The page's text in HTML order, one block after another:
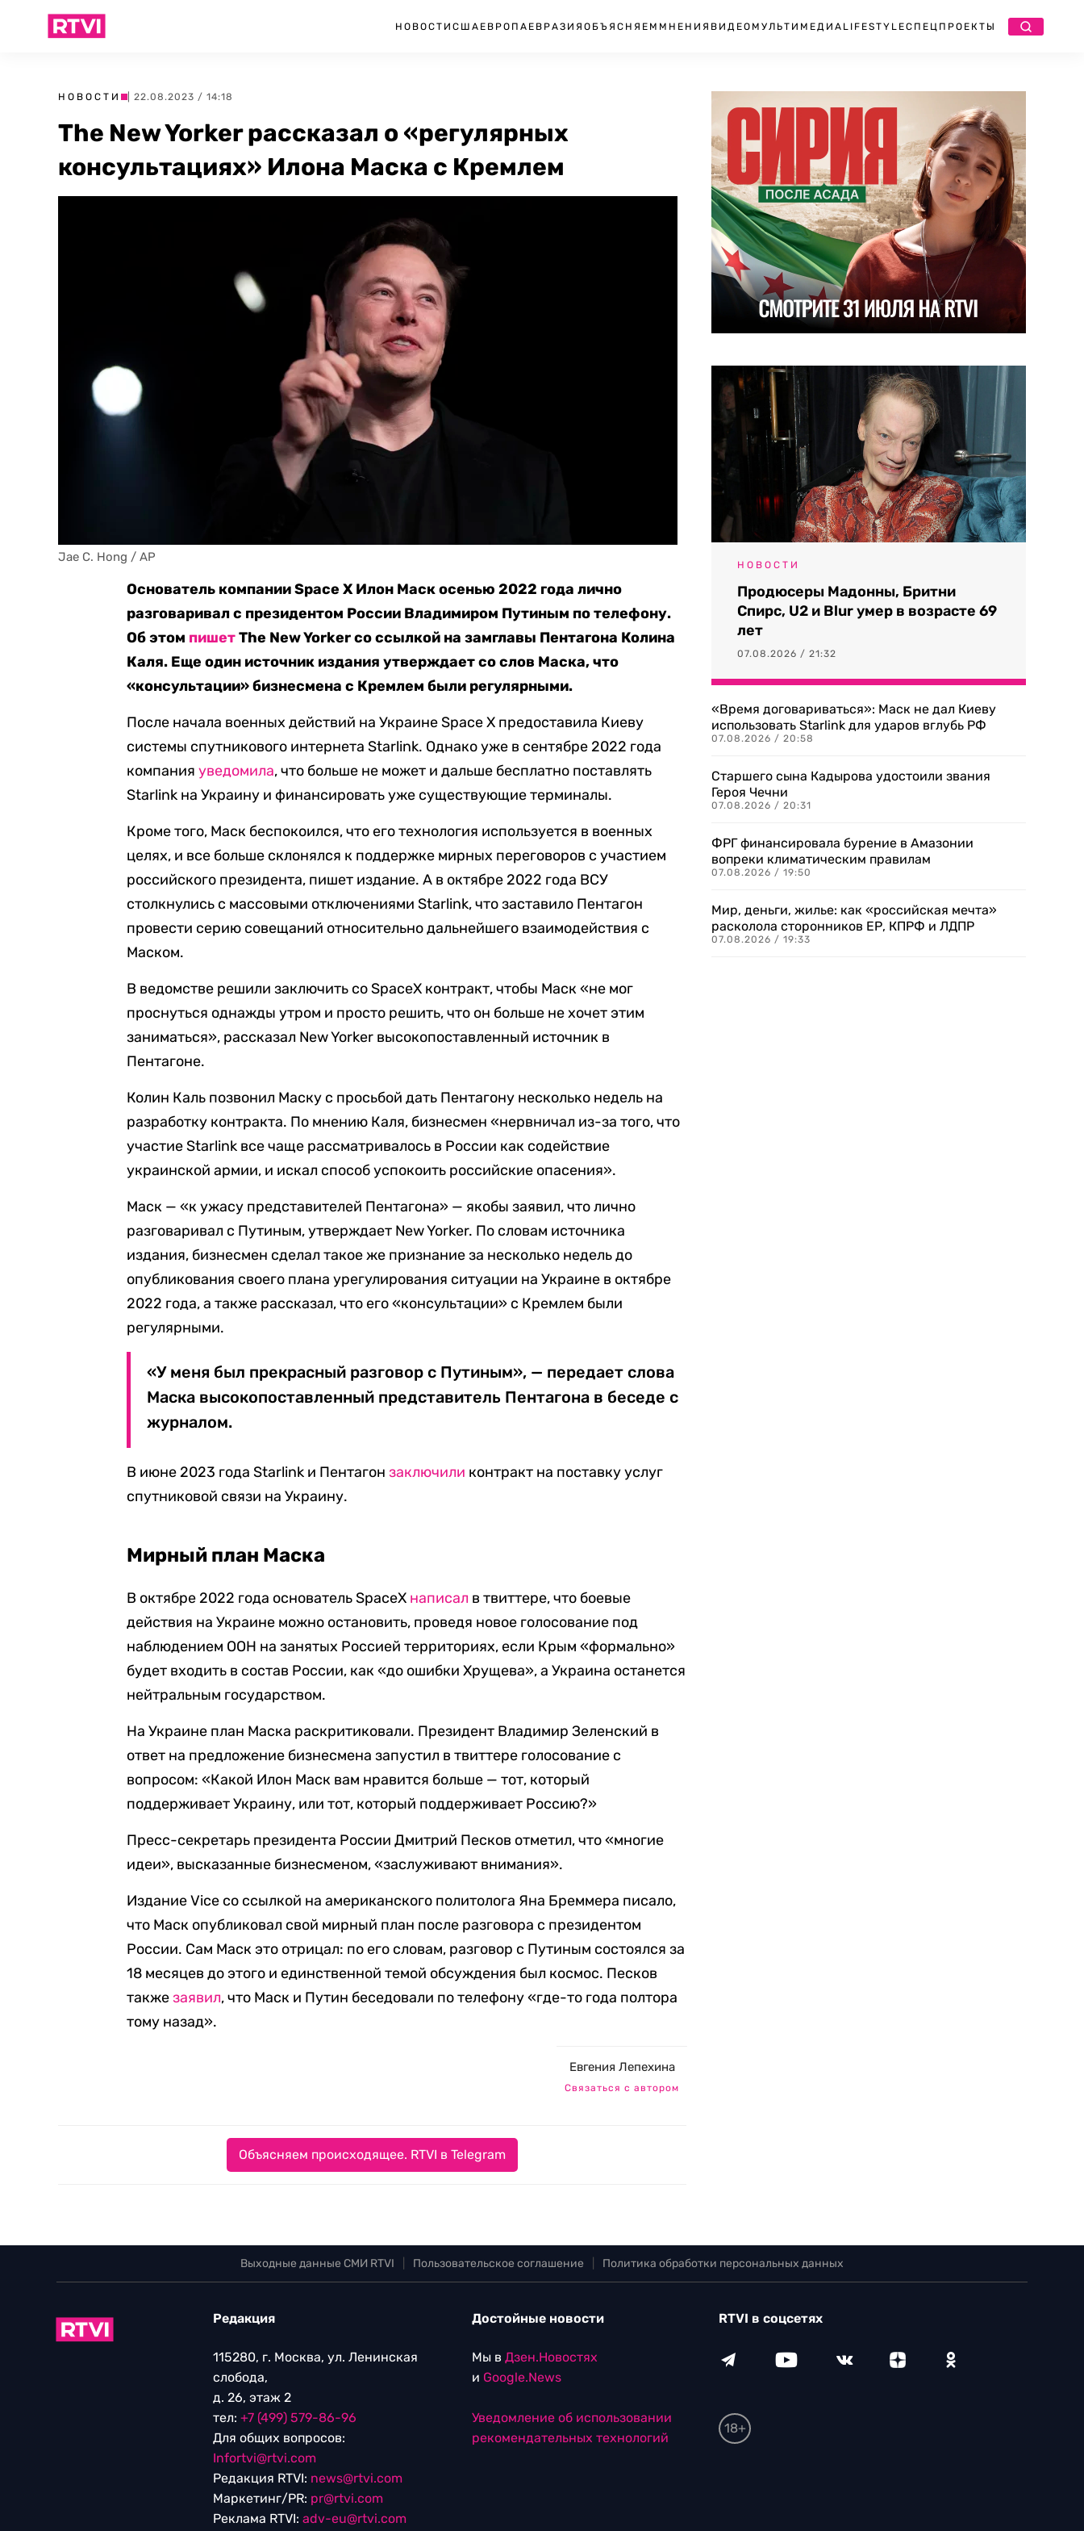
НОВОСТИ США ЕВРОПА ЕВРАЗИЯ ОБЪЯСНЯЕМ МНЕНИЯ ВИДЕО МУЛЬТИМЕДИА LIFESTYLEСПЕЦПРОЕКТЫ
НОВОСТИ | 22.08.2023 / 14:18
The New Yorker рассказал о «регулярных
консультациях» Илона Маска с Кремлем
Jae C. Hong / AP
Основатель компании Space X Илон Маск осенью 2022 года лично
разговаривал с президентом России Владимиром Путиным по телефону.
Об этом пишетThe New Yorker со ссылкой на замглавы Пентагона Колина
Каля. Еще один источник издания утверждает со слов Маска, что
«консультации» бизнесмена с Кремлем были регулярными.
После начала военных действий на Украине Space X предоставила Киеву
системы спутникового интернета Starlink. Однако уже в сентябре 2022 года
компанияуведомила, что больше не может и дальше бесплатно поставлять
Starlink на Украину и финансировать уже существующие терминалы.
Кроме того, Маск беспокоился, что его технология используется в военных
целях, и все больше склонялся к поддержке мирных переговоров с участием
российского президента, пишет издание. А в октябре 2022 года ВСУ
столкнулись с массовыми отключениями Starlink, что заставило Пентагон
провести серию совещаний относительно дальнейшего взаимодействия с
Маском.
В ведомстве решили заключить со SpaceX контракт, чтобы Маск «не мог
проснуться однажды утром и просто решить, что он больше не хочет этим
заниматься», рассказал New Yorker высокопоставленный источник в
Пентагоне.
Колин Каль позвонил Маску с просьбой дать Пентагону несколько недель на
разработку контракта. По мнению Каля, бизнесмен «нервничал из-за того, что
участие Starlink все чаще рассматривалось в России как содействие
украинской армии, и искал способ успокоить российские опасения».
Маск — «к ужасу представителей Пентагона» — якобы заявил, что лично
разговаривал с Путиным, утверждает New Yorker. По словам источника
издания, бизнесмен сделал такое же признание за несколько недель до
опубликования своего плана урегулирования ситуации на Украине в октябре
2022 года, а также рассказал, что его «консультации» с Кремлем были
регулярными.
«У меня был прекрасный разговор с Путиным», — передает слова
Маска высокопоставленный представитель Пентагона в беседе с
журналом.
В июне 2023 года Starlink и Пентагонзаключили контракт на поставку услуг
спутниковой связи на Украину.
Мирный план Маска
В октябре 2022 года основатель SpaceX написал в твиттере, что боевые
действия на Украине можно остановить, проведя новое голосование под
наблюдением ООН на занятых Россией территориях, если Крым «формально»
будет входить в состав России, как «до ошибки Хрущева», а Украина останется
нейтральным государством.
На Украине план Маска раскритиковали. Президент Владимир Зеленский в
ответ на предложение бизнесмена запустил в твиттере голосование с
вопросом: «Какой Илон Маск вам нравится больше — тот, который
поддерживает Украину, или тот, который поддерживает Россию?»
Пресс-секретарь президента России Дмитрий Песков отметил, что «многие
идеи», высказанные бизнесменом, «заслуживают внимания».
Издание Vice со ссылкой на американского политолога Яна Бреммера писало,
что Маск опубликовал свой мирный план после разговора с президентом
России. Сам Маск это отрицал: по его словам, разговор с Путиным состоялся за
18 месяцев до этого и единственной темой обсуждения был космос. Песков
такжезаявил, что Маск и Путин беседовали по телефону «где-то года полтора
тому назад».
Евгения Лепехина
Связаться с автором
Объясняем происходящее. RTVI в Telegram
НОВОСТИ
Продюсеры Мадонны, Бритни
Спирс, U2 и Blur умер в возрасте 69
лет
07.08.2026 / 21:32
«Время договариваться»: Маск не дал Киеву
использовать Starlink для ударов вглубь РФ
07.08.2026 / 20:58
Старшего сына Кадырова удостоили звания
Героя Чечни
07.08.2026 / 20:31
ФРГ финансировала бурение в Амазонии
вопреки климатическим правилам
07.08.2026 / 19:50
Мир, деньги, жилье: как «российская мечта»
расколола сторонников ЕР, КПРФ и ЛДПР
07.08.2026 / 19:33
Выходные данные СМИ RTVI Пользовательское соглашение Политика обработки персональных данных
Редакция
115280, г. Москва, ул. Ленинская
слобода,
д. 26, этаж 2
тел: +7 (499) 579-86-96
Для общих вопросов:
Infortvi@rtvi.com
Редакция RTVI: news@rtvi.com
Маркетинг/PR: pr@rtvi.com
Реклама RTVI: adv-eu@rtvi.com
Достойные новости
Мы в Дзен.Новостях
и Google.News
Уведомление об использовании
рекомендательных технологий
RTVI в соцсетях
18+